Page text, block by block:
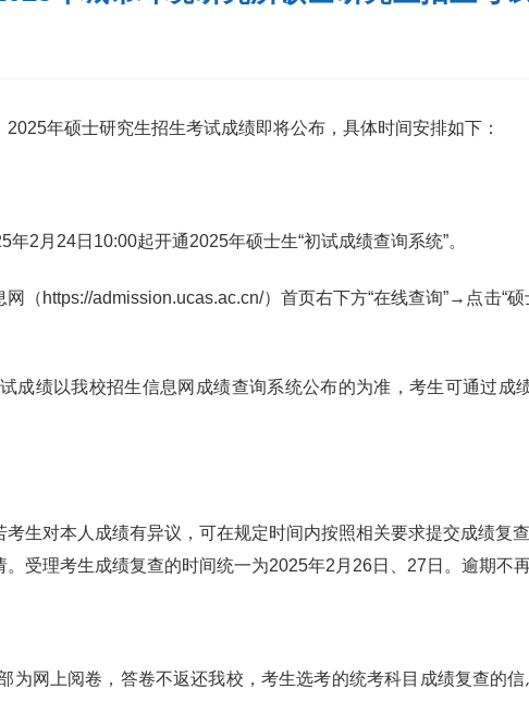
年硕士研究生招生考试成绩即将公布，具体时间安排如下：
2月24日10:00起开通2025年硕士生“初试成绩查询系统”。
（https://admission.ucas.ac.cn/）首页右下方“在线查询”→点击“
成绩以我校招生信息网成绩查询系统公布的为准，考生可通过
生对本人成绩有异议，可在规定时间内按照相关要求提交成绩复
受理考生成绩复查的时间统一为2025年2月26日、27日。逾期不
为网上阅卷，答卷不返还我校，考生选考的统考科目成绩复查的